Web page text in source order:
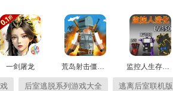
一剑屠龙 荒岛射击僵尸游戏最新版 监控人生存模拟最新版
后室逃脱系列游戏大全 逃离后室联机版